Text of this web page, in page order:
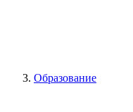
Образование